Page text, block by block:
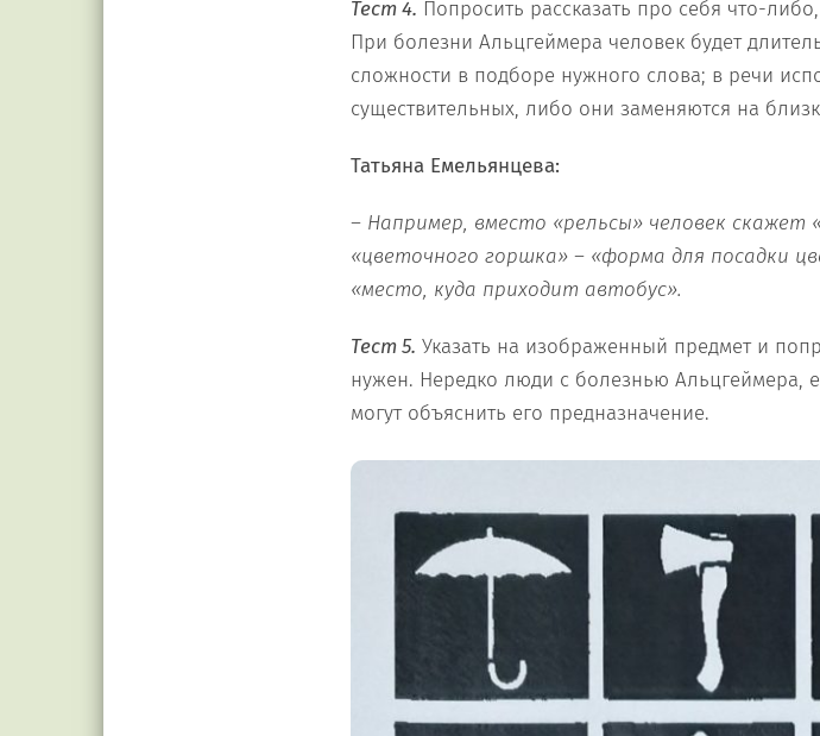
Тест 4. Попросить рассказать про себя что-
При болезни Альцгеймера человек будет
сложности в подборе нужного слова; в речи
существительных, либо они заменяются на
Татьяна Емельянцева:
– Например, вместо «рельсы» человек скажет
«цветочного горшка» – «форма для посадки
«место, куда приходит автобус».
Тест 5. Указать на изображенный предмет и
нужен. Нередко люди с болезнью Альцгеймера,
могут объяснить его предназначение.